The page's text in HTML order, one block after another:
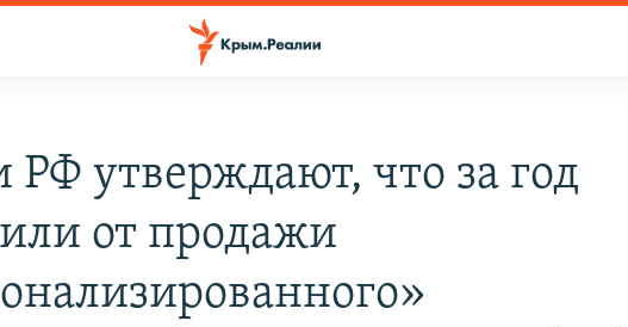
РФ утверждают, что за год
от продажи